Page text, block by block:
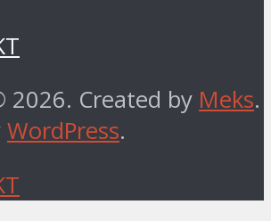
2026. Created by Meks.
WordPress.